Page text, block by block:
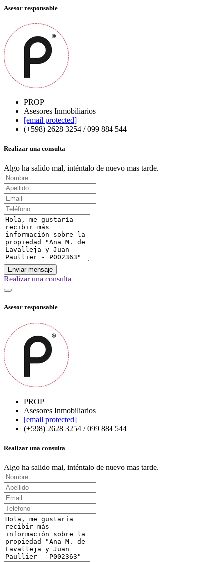
Asesor responsable
PROP
Asesores Inmobiliarios
[email protected]
(+598) 2628 3254 / 099 884 544
Realizar una consulta
Algo ha salido mal, inténtalo de nuevo mas tarde.
Enviar mensaje
Realizar una consulta
Asesor responsable
PROP
Asesores Inmobiliarios
[email protected]
(+598) 2628 3254 / 099 884 544
Realizar una consulta
Algo ha salido mal, inténtalo de nuevo mas tarde.